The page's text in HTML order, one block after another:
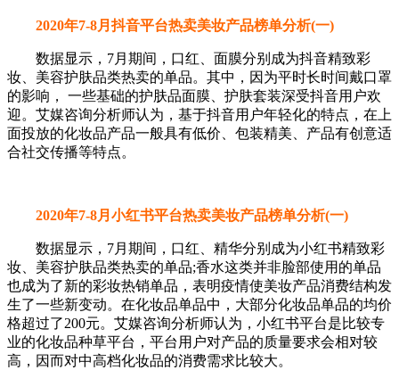
2020年7-8月抖音平台热卖美妆产品榜单分析(一)
数据显示，7月期间，口红、面膜分别成为抖音精致彩
妆、美容护肤品类热卖的单品。其中，因为平时长时间戴口罩
的影响， 一些基础的护肤品面膜、护肤套装深受抖音用户欢
迎。艾媒咨询分析师认为，基于抖音用户年轻化的特点，在上
面投放的化妆品产品一般具有低价、包装精美、产品有创意适
合社交传播等特点。
2020年7-8月小红书平台热卖美妆产品榜单分析(一)
数据显示，7月期间，口红、精华分别成为小红书精致彩
妆、美容护肤品类热卖的单品;香水这类并非脸部使用的单品
也成为了新的彩妆热销单品，表明疫情使美妆产品消费结构发
生了一些新变动。在化妆品单品中，大部分化妆品单品的均价
格超过了200元。艾媒咨询分析师认为，小红书平台是比较专
业的化妆品种草平台，平台用户对产品的质量要求会相对较
高，因而对中高档化妆品的消费需求比较大。